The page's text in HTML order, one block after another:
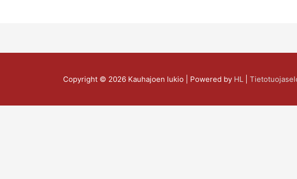
Copyright © 2026 Kauhajoen lukio | Powered by HL|